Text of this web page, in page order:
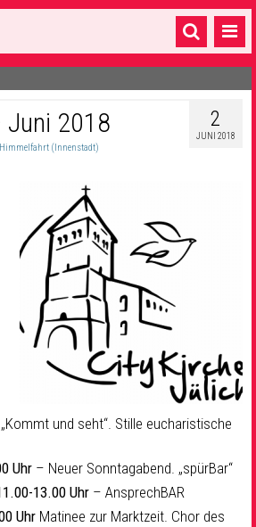
2
JUNI 2018
Juni 2018
(Innenstadt)
und seht“. Stille eucharistische
Uhr – Neuer Sonntagabend. „spürBar“
13.00 Uhr – AnsprechBAR
Uhr Matinee zur Marktzeit. Chor des